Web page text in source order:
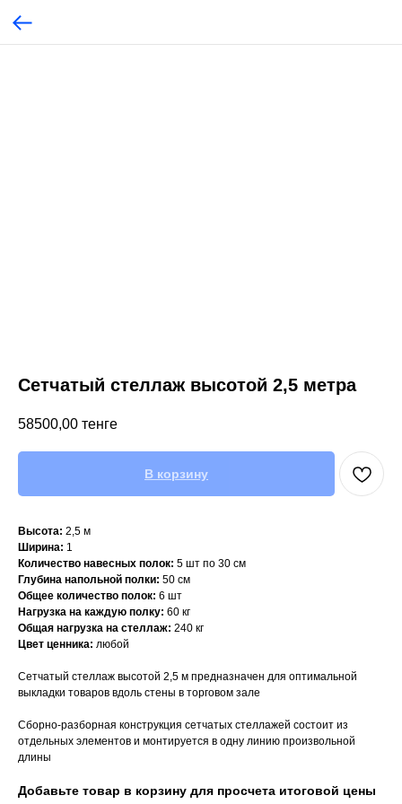
Сетчатый стеллаж высотой 2,5 метра
58500,00 тенге
В корзину
Высота: 2,5 м
Ширина: 1
Количество навесных полок: 5 шт по 30 см
Глубина напольной полки: 50 см
Общее количество полок: 6 шт
Нагрузка на каждую полку: 60 кг
Общая нагрузка на стеллаж: 240 кг
Цвет ценника: любой
Сетчатый стеллаж высотой 2,5 м предназначен для оптимальной
выкладки товаров вдоль стены в торговом зале
Сборно-разборная конструкция сетчатых стеллажей состоит из
отдельных элементов и монтируется в одну линию произвольной
длины
Добавьте товар в корзину для просчета итоговой цены